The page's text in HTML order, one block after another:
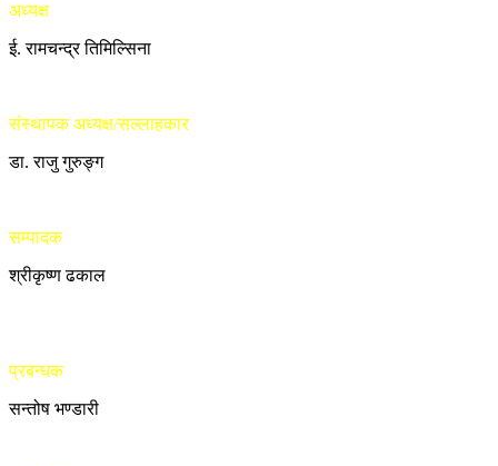
अध्यक्ष
ई. रामचन्द्र तिमिल्सिना
संस्थापक अध्यक्ष/सल्लाहकार
डा. राजु गुरुङ्ग
सम्पादक
श्रीकृष्ण ढकाल
प्रबन्धक
सन्तोष भण्डारी